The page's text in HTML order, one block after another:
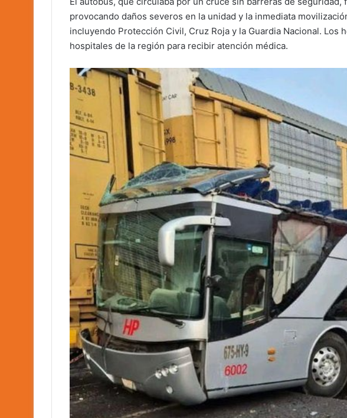
provocando daños severos en la unidad y la inmediata
incluyendo Protección Civil, Cruz Roja y la Guardia Nacional. Los
hospitales de la región para recibir atención médica.